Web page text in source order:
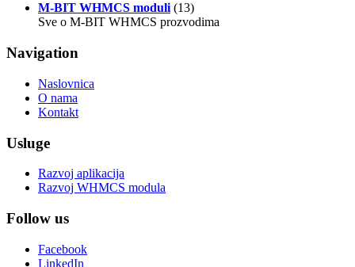
M-BIT WHMCS moduli(13)
Sve o M-BIT WHMCS prozvodima
Navigation
Naslovnica
O nama
Kontakt
Usluge
Razvoj aplikacija
Razvoj WHMCS modula
Follow us
Facebook
LinkedIn